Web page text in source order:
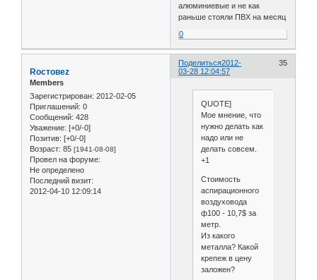
алюминиевые и не как
раньше стояли ПВХ на месяц
0
Поделиться 35
2012-
03-28 12:04:57
Roстовеz
Members
Зарегистрирован: 2012-02-05
Приглашений: 0
Сообщений: 428
Уважение: [+0/-0]
Позитив: [+0/-0]
Возраст: 85 [1941-08-08]
Провел на форуме:
Не определено
Последний визит:
2012-04-10 12:09:14
QUOTE]
Мое мнение, что
нужно делать как
надо или не
делать совсем.
+1
Стоимость
аспирационного
воздуховода
ф100 - 10,7$ за
метр.
Из какого
металла? Какой
крепеж в цену
заложен?